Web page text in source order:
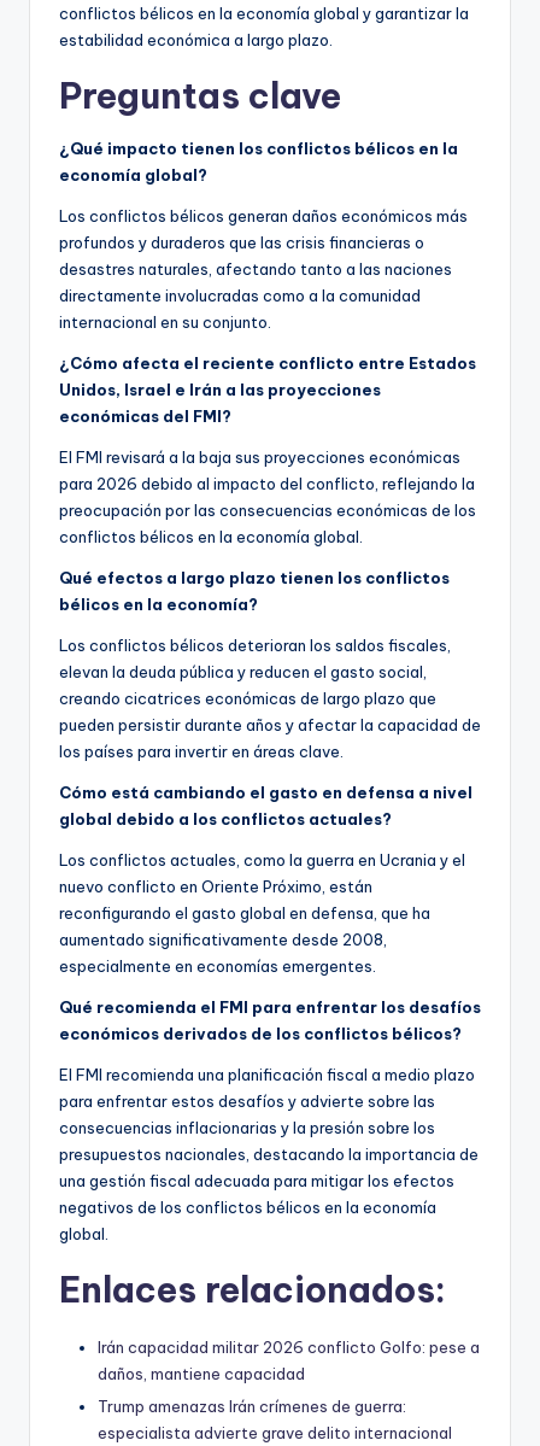
conflictos bélicos en la economía global y garantizar la
estabilidad económica a largo plazo.
Preguntas clave
¿Qué impacto tienen los conflictos bélicos en la
economía global?
Los conflictos bélicos generan daños económicos más
profundos y duraderos que las crisis financieras o
desastres naturales, afectando tanto a las naciones
directamente involucradas como a la comunidad
internacional en su conjunto.
¿Cómo afecta el reciente conflicto entre Estados
Unidos, Israel e Irán a las proyecciones
económicas del FMI?
El FMI revisará a la baja sus proyecciones económicas
para 2026 debido al impacto del conflicto, reflejando la
preocupación por las consecuencias económicas de los
conflictos bélicos en la economía global.
Qué efectos a largo plazo tienen los conflictos
bélicos en la economía?
Los conflictos bélicos deterioran los saldos fiscales,
elevan la deuda pública y reducen el gasto social,
creando cicatrices económicas de largo plazo que
pueden persistir durante años y afectar la capacidad de
los países para invertir en áreas clave.
Cómo está cambiando el gasto en defensa a nivel
global debido a los conflictos actuales?
Los conflictos actuales, como la guerra en Ucrania y el
nuevo conflicto en Oriente Próximo, están
reconfigurando el gasto global en defensa, que ha
aumentado significativamente desde 2008,
especialmente en economías emergentes.
Qué recomienda el FMI para enfrentar los desafíos
económicos derivados de los conflictos bélicos?
El FMI recomienda una planificación fiscal a medio plazo
para enfrentar estos desafíos y advierte sobre las
consecuencias inflacionarias y la presión sobre los
presupuestos nacionales, destacando la importancia de
una gestión fiscal adecuada para mitigar los efectos
negativos de los conflictos bélicos en la economía
global.
Enlaces relacionados:
Irán capacidad militar 2026 conflicto Golfo: pese a
daños, mantiene capacidad
Trump amenazas Irán crímenes de guerra:
especialista advierte grave delito internacional